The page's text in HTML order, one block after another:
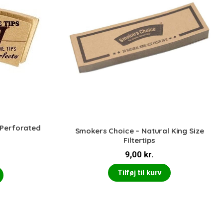
Perforated
Smokers Choice – Natural King Size
Filtertips
9,00 kr.
Tilføj til kurv